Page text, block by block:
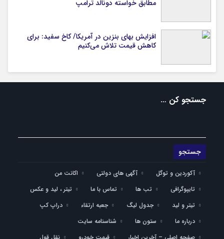
مطابق خواسته دونالد ترامپ
افزایش بهای بنزین در آمریکا/ کاخ سفید: برای
کاهش قیمت تلاش می‌کنیم
جستجو کن …
آکوردین و توگل آگهی های دولتی
اکانت من
تایپوگرافی
تب ها تماس با ما
تیتر ، لید و عکس
تیتر و لید
جدول لیگ جعبه ارتقاء
دراپ کپ
درباره ما
ستون ها
شناسنامه سایت